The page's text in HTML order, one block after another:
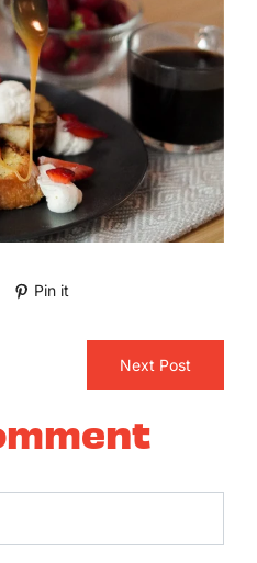
Pin it
Next Post